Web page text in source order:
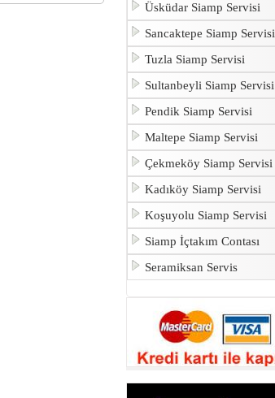
Üsküdar Siamp Servisi
Sancaktepe Siamp Servisi
Tuzla Siamp Servisi
Sultanbeyli Siamp Servisi
Pendik Siamp Servisi
Maltepe Siamp Servisi
Çekmeköy Siamp Servisi
Kadıköy Siamp Servisi
Koşuyolu Siamp Servisi
Siamp İçtakım Contası
Seramiksan Servis